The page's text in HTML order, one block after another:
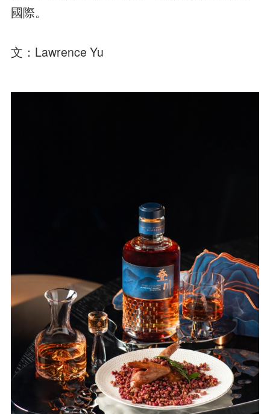
國際。
文：Lawrence Yu